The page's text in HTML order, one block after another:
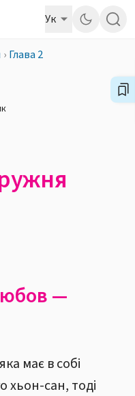
Ук
› Глава 2
—
має в собі
хьон-сан, тоді